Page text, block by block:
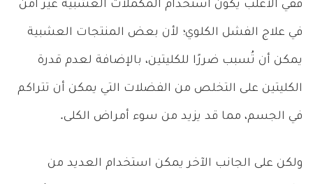
ففي الأغلب يكون استخدام المكملات العشبية غير آمن
في علاج الفشل الكلوي؛ لأن بعض المنتجات العشبية
يمكن أن تُسبب ضررًا للكليتين، بالإضافة لعدم قدرة
الكليتين على التخلص من الفضلات التي يمكن أن تتراكم
في الجسم، مما قد يزيد من سوء أمراض الكلى.
ولكن على الجانب الآخر يمكن استخدام العديد من